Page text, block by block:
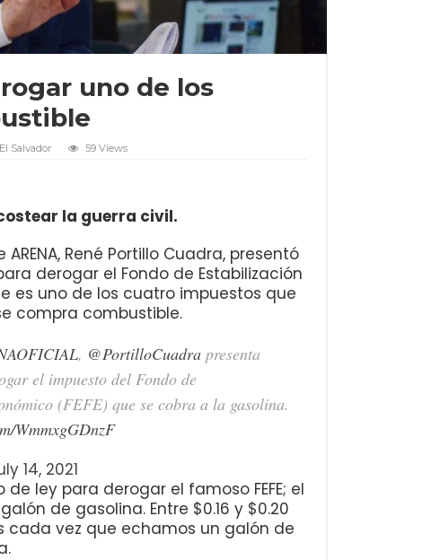
uno de los
El Salvador 59 Views
costear la guerra civil.
René Portillo Cuadra, presentó
derogar el Fondo de Estabilización
es uno de los cuatro impuestos que
compra combustible.
, @PortilloCuadra presenta
el impuesto del Fondo de
(FEFE) que se cobra a la gasolina.
WmmxgGDnzF
14, 2021
ley para derogar el famoso FEFE; el
de gasolina. Entre $0.16 y $0.20
cada vez que echamos un galón de